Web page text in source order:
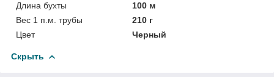
Длина бухты
100 м
Вес 1 п.м. трубы
210 г
Цвет
Черный
Скрыть